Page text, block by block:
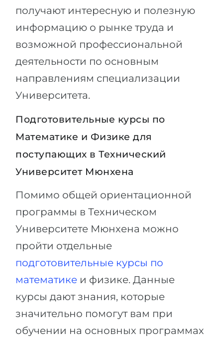
получают интересную и полезную
информацию о рынке труда и
возможной профессиональной
деятельности по основным
направлениям специализации
Университета.
Подготовительные курсы по
Математике и Физике для
поступающих в Технический
Университет Мюнхена
Помимо общей ориентационной
программы в Техническом
Университете Мюнхена можно
пройти отдельные
подготовительные курсы по
математике и физике. Данные
курсы дают знания, которые
значительно помогут вам при
обучении на основных программах